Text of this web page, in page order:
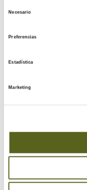
Necesario
Preferencias
Estadística
Marketing